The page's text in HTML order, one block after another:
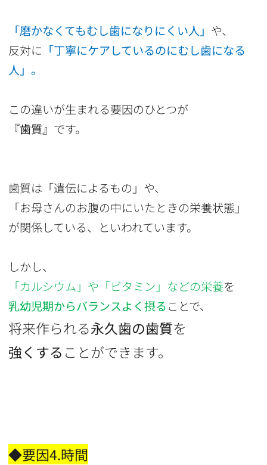
「磨かなくてもむし歯になりにくい人」 や、
反対に 「丁寧にケアしているのにむし歯になる
人」。
この違いが生まれる要因のひとつが
『歯質』 です。
歯質は「遺伝によるもの」や、
「お母さんのお腹の中にいたときの栄養状態」
が関係している、といわれています。
しかし、
「カルシウム」や「ビタミン」などの栄養を
乳幼児期からバランスよく摂ることで、
将来作られる永久歯の歯質を
強くする ことができます。
◆要因4.時間